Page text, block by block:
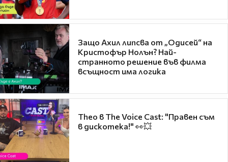
Защо Ахил липсва от „Одисей“ на
Кристофър Нолън? Най-
странното решение във филма
всъщност има логика
Theo в The Voice Cast: "Правен съм
в дискотека!" 👀💥